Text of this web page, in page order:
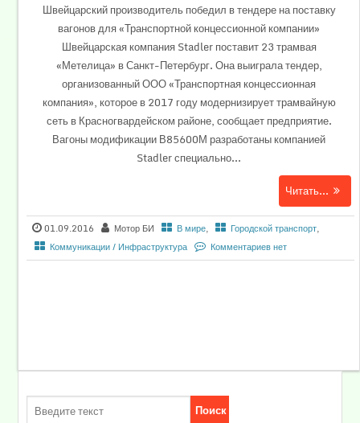
Швейцарский производитель победил в тендере на поставку
вагонов для «Транспортной концессионной компании»
Швейцарская компания Stadler поставит 23 трамвая
«Метелица» в Санкт-Петербург. Она выиграла тендер,
организованный ООО «Транспортная концессионная
компания», которое в 2017 году модернизирует трамвайную
сеть в Красногвардейском районе, сообщает предприятие.
Вагоны модификации В85600М разработаны компанией
Stadler специально...
Читать...
01.09.2016 Мотор БИ В мире, Городской транспорт,
Коммуникации / Инфраструктура
Комментариев нет